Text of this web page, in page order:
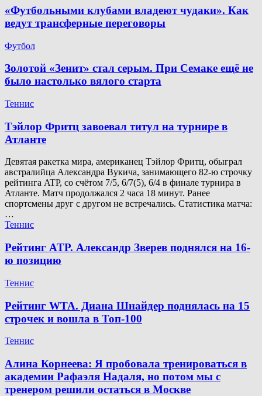
«Футбольными клубами владеют чудаки». Как
ведут трансферные переговоры
Футбол
Золотой «Зенит» стал серым. При Семаке ещё не
было настолько вялого старта
Теннис
Тэйлор Фритц завоевал титул на турнире в
Атланте
Девятая ракетка мира, американец Тэйлор Фритц, обыграл
австралийца Александра Вукича, занимающего 82-ю строчку
рейтинга ATP, со счётом 7/5, 6/7(5), 6/4 в финале турнира в
Атланте. Матч продолжался 2 часа 18 минут. Ранее
спортсмены друг с другом не встречались. Статистика матча:
…
Теннис
Рейтинг ATP. Александр Зверев поднялся на 16-
ю позицию
Теннис
Рейтинг WTA. Диана Шнайдер поднялась на 15
строчек и вошла в Топ-100
Теннис
Алина Корнеева: Я пробовала тренироваться в
академии Рафаэля Надаля, но потом мы с
тренером решили остаться в Москве